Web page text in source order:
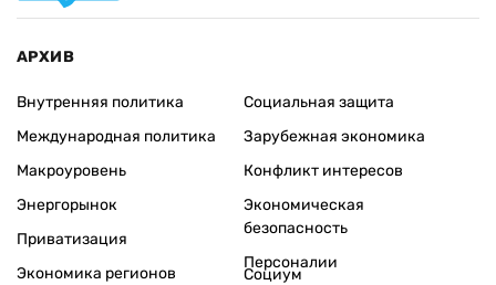
АРХИВ
Внутренняя политика
Международная политика
Макроуровень
Энергорынок
Приватизация
Экономика регионов
Социальная защита
Зарубежная экономика
Конфликт интересов
Экономическая
безопасность
Персоналии
Социум